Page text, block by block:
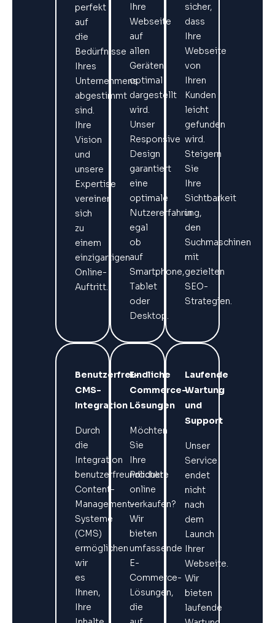
perfekt
auf
die
Bedürfnisse
Ihres
Unternehmens
abgestimmt
sind.
Ihre
Vision
und
unsere
Expertise
vereinen
sich
zu
einem
einzigartigen
Online-
Auftritt.
Ihre
Webseite
auf
allen
Geräten
optimal
dargestellt
wird.
Unser
Responsive
Design
garantiert
eine
optimale
Nutzererfahrung,
egal
ob
auf
Smartphone,
Tablet
oder
Desktop.
sicher,
dass
Ihre
Webseite
von
Ihren
Kunden
leicht
gefunden
wird.
Steigern
Sie
Ihre
Sichtbarkeit
in
den
Suchmaschinen
mit
gezielten
SEO-
Strategien.
Benutzerfreundliche
CMS-
Integration
Durch
die
Integration
benutzerfreundlicher
Content-
Management-
Systeme
(CMS)
ermöglichen
wir
es
Ihnen,
Ihre
E-
Commerce-
Lösungen
Möchten
Sie
Ihre
Produkte
online
verkaufen?
Wir
bieten
umfassende
E-
Commerce-
Lösungen,
die
Laufende
Wartung
und
Support
Unser
Service
endet
nicht
nach
dem
Launch
Ihrer
Webseite.
Wir
bieten
laufende